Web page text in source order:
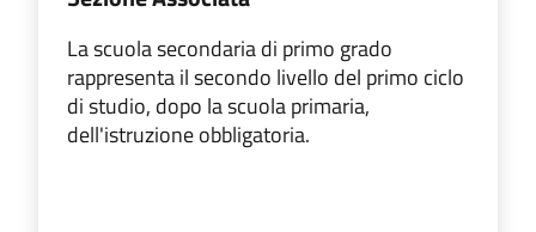
La scuola secondaria di primo grado
rappresenta il secondo livello del primo ciclo
di studio, dopo la scuola primaria,
dell'istruzione obbligatoria.